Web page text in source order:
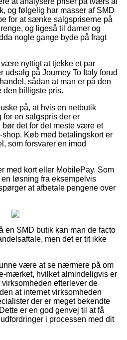
og følgelig har masser af SMD
for at sænke salgspriserne på
og ligeså til damer og
nogle gange byde på fragt
nyttigt at tjekke et par
udsalg på Journey To Italy forud
sådan at man er på den
den billigste pris.
på, at hvis en netbutik
for en salgspris der er
det for det meste være et
Køb med betalingskort er
som forsvarer en imod
med kort eller MobilePay. Som
løsning fra eksempelvis
at afbetale pengene over
en SMD butik kan man de facto
men det er tit ikke
være at se nærmere på om
mærket, hvilket almindeligvis er
efterlever de
at internet virksomheden
der er meget bekendte
er en god genvej til at få
i processen med dit